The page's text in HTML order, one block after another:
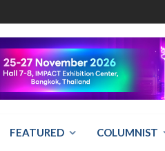
FEATURED COLUMNIST